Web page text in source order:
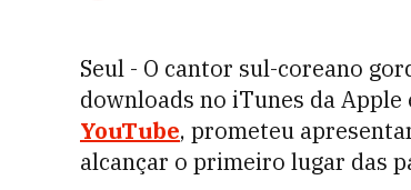
Seul - O cantor sul-coreano
downloads no iTunes da
YouTube, prometeu
alcançar o primeiro lugar das